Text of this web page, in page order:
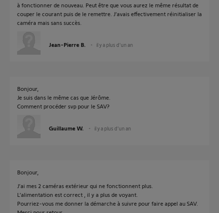
à fonctionner de nouveau. Peut être que vous aurez le même résultat de
couper le courant puis de le remettre. J’avais effectivement réinitialiser la
caméra mais sans succès.
Jean-Pierre B. il y a plus d'un an
Bonjour,
Je suis dans le même cas que Jérôme.
Comment procéder svp pour le SAV?
Guillaume W. il y a plus d'un an
Bonjour,
J’ai mes 2 caméras extérieur qui ne fonctionnent plus.
L’alimentation est correct , il y a plus de voyant.
Pourriez-vous me donner la démarche à suivre pour faire appel au SAV.